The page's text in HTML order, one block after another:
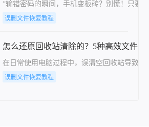
“输错密码的瞬间，手机变板砖？别慌！只要
误删文件恢复教程
怎么还原回收站清除的？5种高效文件恢
在日常使用电脑过程中，误清空回收站导致
误删文件恢复教程